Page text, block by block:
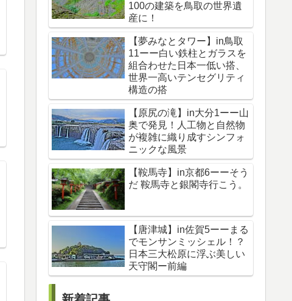
100の建築を鳥取の世界遺
産に！
【夢みなとタワー】in鳥取
11ーー白い鉄柱とガラスを
組合わせた日本一低い搭、
世界一高いテンセグリティ
構造の搭
【原尻の滝】in大分1ーー山
奥で発見！人工物と自然物
が複雑に織り成すシンフォ
ニックな風景
【鞍馬寺】in京都6ーーそう
だ 鞍馬寺と銀閣寺行こう。
【唐津城】in佐賀5ーーまる
でモンサンミッシェル！？
日本三大松原に浮ぶ美しい
天守閣ー前編